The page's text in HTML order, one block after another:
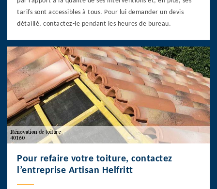
tarifs sont accessibles à tous. Pour lui demander un devis
détaillé, contactez-le pendant les heures de bureau.
Pour refaire votre toiture, contactez
l’entreprise Artisan Helfritt